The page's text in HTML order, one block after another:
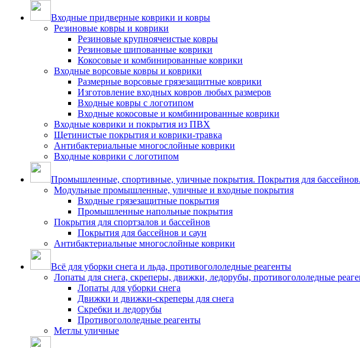
Входные придверные коврики и ковры
Резиновые ковры и коврики
Резиновые крупноячеистые ковры
Резиновые шипованные коврики
Кокосовые и комбинированные коврики
Входные ворсовые ковры и коврики
Размерные ворсовые грязезащитные коврики
Изготовление входных ковров любых размеров
Входные ковры с логотипом
Входные кокосовые и комбинированные коврики
Входные коврики и покрытия из ПВХ
Щетинистые покрытия и коврики-травка
Антибактериальные многослойные коврики
Входные коврики с логотипом
Промышленные, спортивные, уличные покрытия. Покрытия для бассейнов.
Модульные промышленные, уличные и входные покрытия
Входные грязезащитные покрытия
Промышленные напольные покрытия
Покрытия для спортзалов и бассейнов
Покрытия для бассейнов и саун
Антибактериальные многослойные коврики
Всё для уборки снега и льда, противогололедные реагенты
Лопаты для снега, скреперы, движки, ледорубы, противогололедные
Лопаты для уборки снега
Движки и движки-скреперы для снега
Скребки и ледорубы
Противогололедные реагенты
Метлы уличные